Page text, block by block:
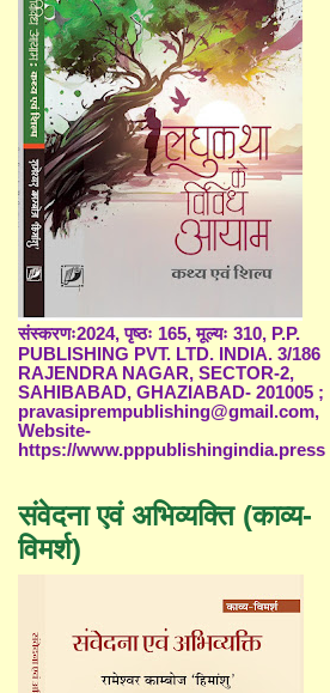
संस्करणः2024, पृष्ठः 165, मूल्यः 310, P.P.
PUBLISHING PVT. LTD. INDIA. 3/186
RAJENDRA NAGAR, SECTOR-2,
SAHIBABAD, GHAZIABAD- 201005 ;
pravasiprempublishing@gmail.com,
Website-
https://www.pppublishingindia.press
संवेदना एवं अभिव्यक्ति (काव्य-
विमर्श)